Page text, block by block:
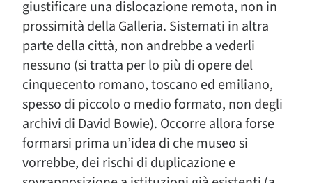
giustificare una dislocazione remota, non in
prossimità della Galleria. Sistemati in altra
parte della città, non andrebbe a vederli
nessuno (si tratta per lo più di opere del
cinquecento romano, toscano ed emiliano,
spesso di piccolo o medio formato, non degli
archivi di David Bowie). Occorre allora forse
formarsi prima un’idea di che museo si
vorrebbe, dei rischi di duplicazione e